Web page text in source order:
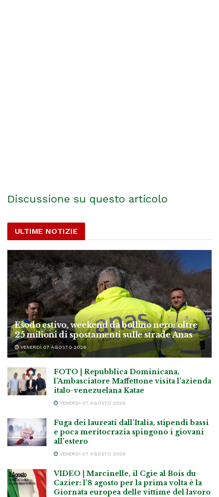
Discussione su questo articolo
ULTIME NOTIZIE
Esodo estivo, weekend da bollino nero: oltre
25 milioni di spostamenti sulle strade Anas
VENERDÌ 07 AGOSTO 2026
FOTO | Repubblica Dominicana,
l’Ambasciatore Maffettone visita l’azienda
italo-venezuelana Katae
VENERDÌ 07 AGOSTO 2026
Fuga dei laureati dall’Italia, stipendi bassi
e poca meritocrazia spingono i giovani
all’estero
VENERDÌ 07 AGOSTO 2026
VIDEO | Marcinelle, il Cgie al Bois du
Cazier: l’8 agosto per la prima volta è la
Giornata europea delle vittime del lavoro